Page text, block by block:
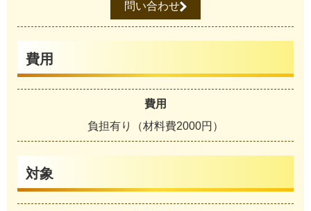
問い合わせ
費用
費用
負担有り（材料費2000円）
対象